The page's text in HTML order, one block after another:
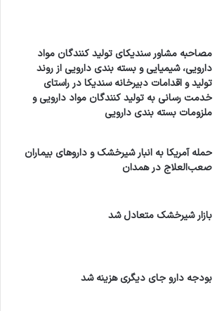
مصاحبه مشاور سندیکای تولید کنندگان مواد
دارویی، شیمیایی و بسته بندی دارویی از روند
تولید و اقدامات دبیرخانه سندیکا در راستای
خدمت رسانی به تولید کنندگان مواد دارویی و
ملزومات بسته بندی دارویی
حمله آمریکا به انبار شیرخشک و داروهای بیماران
صعب‌العلاج در همدان
بازار شیرخشک متعادل شد
بودجه دارو جای دیگری هزینه شد